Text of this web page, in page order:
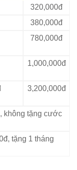
320,000đ
380,000đ
780,000đ
1,000,000đ
3,200,000đ
không tặng cước
tặng 1 tháng